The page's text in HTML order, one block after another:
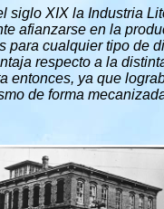
siglo XIX la Industria
afianzarse en la
para cualquier tipo de
respecto a la
entonces, ya que
de forma